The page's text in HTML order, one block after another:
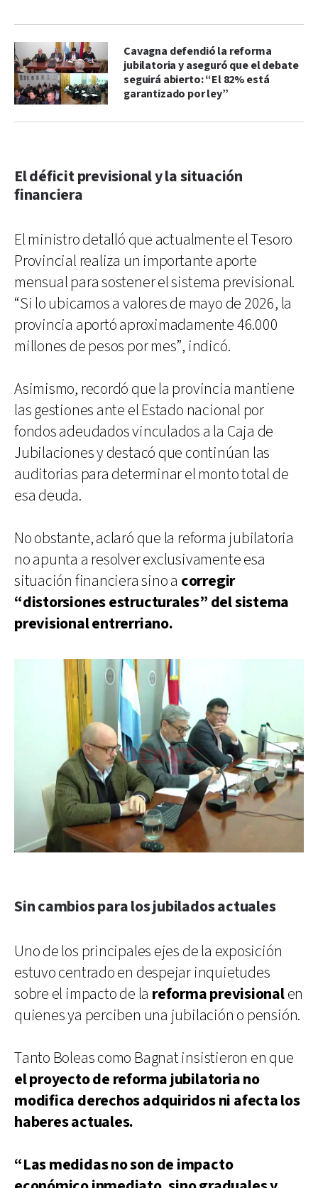
Cavagna defendió la reforma
jubilatoria y aseguró que el debate
seguirá abierto: “El 82% está
garantizado por ley”
El déficit previsional y la situación
financiera
El ministro detalló que actualmente el Tesoro
Provincial realiza un importante aporte
mensual para sostener el sistema previsional.
“Si lo ubicamos a valores de mayo de 2026, la
provincia aportó aproximadamente 46.000
millones de pesos por mes”, indicó.
Asimismo, recordó que la provincia mantiene
las gestiones ante el Estado nacional por
fondos adeudados vinculados a la Caja de
Jubilaciones y destacó que continúan las
auditorias para determinar el monto total de
esa deuda.
No obstante, aclaró que la reforma jubilatoria
no apunta a resolver exclusivamente esa
situación financiera sino a corregir
“distorsiones estructurales” del sistema
previsional entrerriano.
Sin cambios para los jubilados actuales
Uno de los principales ejes de la exposición
estuvo centrado en despejar inquietudes
sobre el impacto de la reforma previsionalen
quienes ya perciben una jubilación o pensión.
Tanto Boleas como Bagnat insistieron en que
el proyecto de reforma jubilatoria no
modifica derechos adquiridos ni afecta los
haberes actuales.
“Las medidas no son de impacto